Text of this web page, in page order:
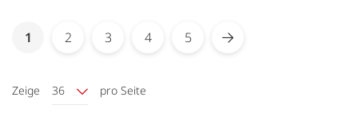
SeiteYou're currently reading page
1 Seite
2 Seite
3 Seite
4 Seite
5 Seite
Weiter
Zeige 36 pro Seite